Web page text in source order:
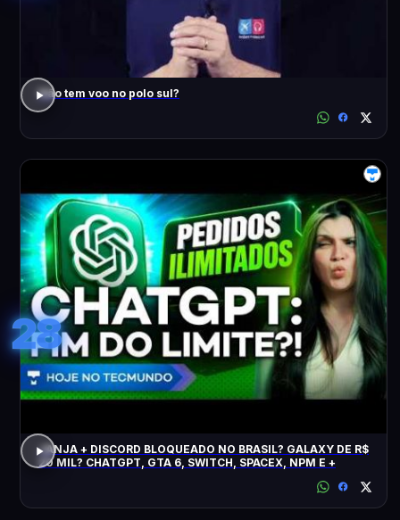
Não tem voo no polo sul?
28
JANJA + DISCORD BLOQUEADO NO BRASIL? GALAXY DE R$
20 MIL? CHATGPT, GTA 6, SWITCH, SPACEX, NPM E +